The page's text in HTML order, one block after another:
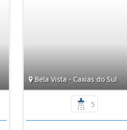
Bela Vista - Caxias do Sul
5